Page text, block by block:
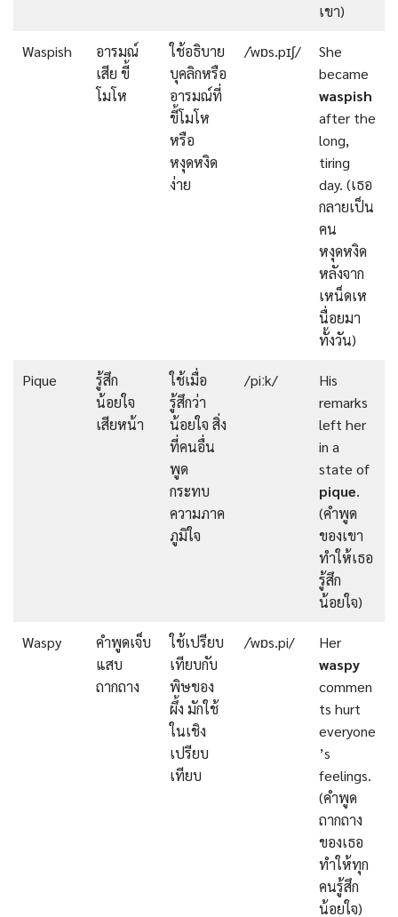
เขา)
Waspish
อารมณ์
เสีย ขี้
โมโห
ใช้อธิบาย
บุคลิกหรือ
อารมณ์ที่
ขี้โมโห
หรือ
หงุดหงิด
ง่าย
/ˈwɒs.pɪʃ/
She
became
waspish
after the
long,
tiring
day. (เธอ
กลายเป็น
คน
หงุดหงิด
หลังจาก
เหน็ดเห
นื่อยมา
ทั้งวัน)
Pique
รู้สึก
น้อยใจ
เสียหน้า
ใช้เมื่อ
รู้สึกว่า
น้อยใจ สิ่ง
ที่คนอื่น
พูด
กระทบ
ความภาค
ภูมิใจ
/piːk/
His
remarks
left her
in a
state of
pique.
(คำพูด
ของเขา
ทำให้เธอ
รู้สึก
น้อยใจ)
Waspy
คำพูดเจ็บ
แสบ
ถากถาง
ใช้เปรียบ
เทียบกับ
พิษของ
ผึ้ง มักใช้
ในเชิง
เปรียบ
เทียบ
/ˈwɒs.pi/
Her
waspy
commen
ts hurt
everyone
’s
feelings.
(คำพูด
ถากถาง
ของเธอ
ทำให้ทุก
คนรู้สึก
น้อยใจ)